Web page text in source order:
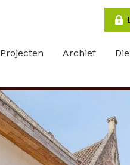
Projecten Archief